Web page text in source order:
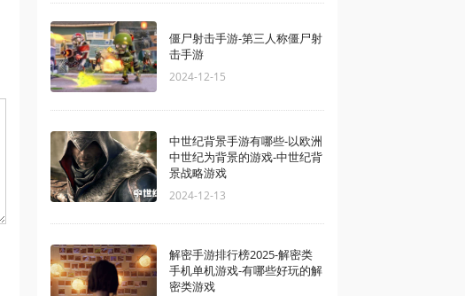
僵尸射击手游-第三人称僵尸射
击手游
2024-12-15
中世纪背景手游有哪些-以欧洲
中世纪为背景的游戏-中世纪背
景战略游戏
2024-12-13
解密手游排行榜2025-解密类
手机单机游戏-有哪些好玩的解
密类游戏